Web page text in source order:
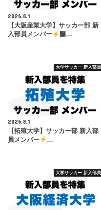
2026.8.1
【大阪産業大学】サッカー部 新
入部員メンバー
࿠…
大学サッカー 新入部員
2026.8.1
【拓殖大学】サッカー部 新入部
員メンバー
…
大学サッカー 新入部員